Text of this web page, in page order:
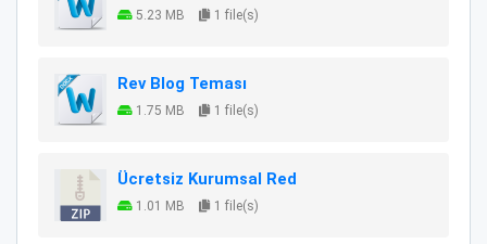
5.23 MB 1 file(s)
Rev Blog Teması
1.75 MB 1 file(s)
Ücretsiz Kurumsal Red
1.01 MB 1 file(s)